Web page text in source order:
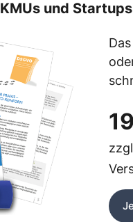
und